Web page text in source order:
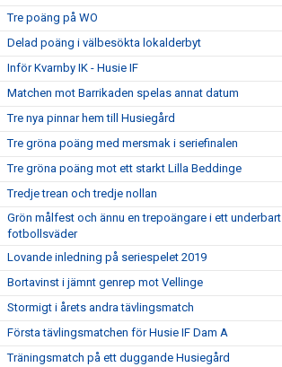
Tre poäng på WO
Delad poäng i välbesökta lokalderbyt
Inför Kvarnby IK - Husie IF
Matchen mot Barrikaden spelas annat datum
Tre nya pinnar hem till Husiegård
Tre gröna poäng med mersmak i seriefinalen
Tre gröna poäng mot ett starkt Lilla Beddinge
Tredje trean och tredje nollan
Grön målfest och ännu en trepoängare i ett underbart
fotbollsväder
Lovande inledning på seriespelet 2019
Bortavinst i jämnt genrep mot Vellinge
Stormigt i årets andra tävlingsmatch
Första tävlingsmatchen för Husie IF Dam A
Träningsmatch på ett duggande Husiegård